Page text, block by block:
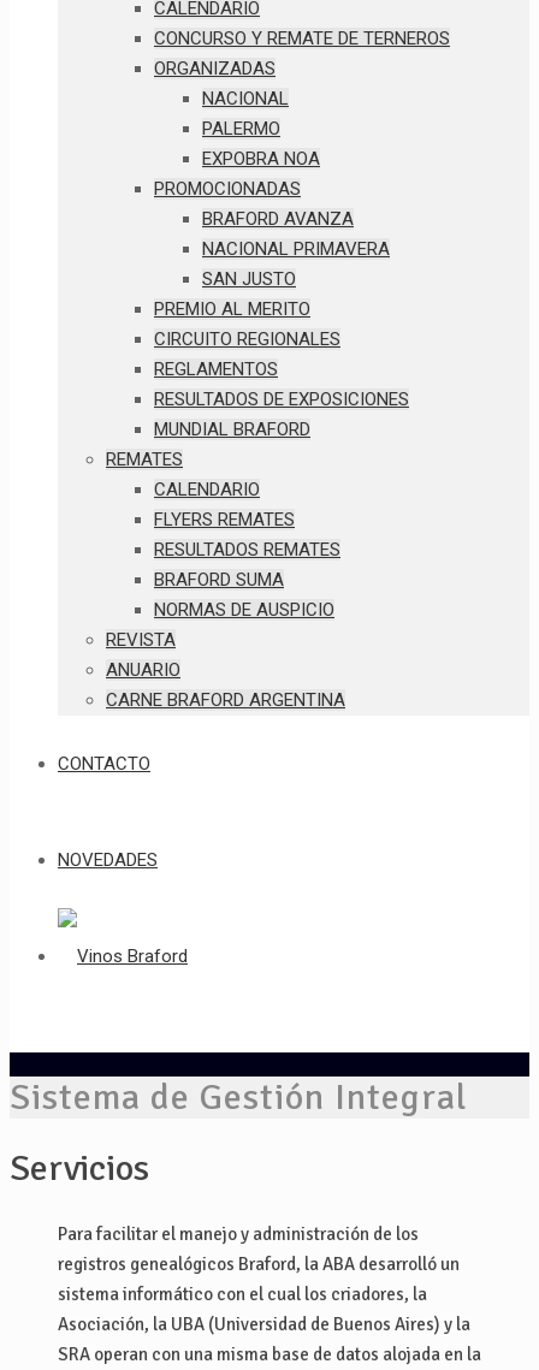
CALENDARIO
CONCURSO Y REMATE DE TERNEROS
ORGANIZADAS
NACIONAL
PALERMO
EXPOBRA NOA
PROMOCIONADAS
BRAFORD AVANZA
NACIONAL PRIMAVERA
SAN JUSTO
PREMIO AL MERITO
CIRCUITO REGIONALES
REGLAMENTOS
RESULTADOS DE EXPOSICIONES
MUNDIAL BRAFORD
REMATES
CALENDARIO
FLYERS REMATES
RESULTADOS REMATES
BRAFORD SUMA
NORMAS DE AUSPICIO
REVISTA
ANUARIO
CARNE BRAFORD ARGENTINA
CONTACTO
NOVEDADES
Sistema de Gestión Integral
Servicios
Para facilitar el manejo y administración de los
registros genealógicos Braford, la ABA desarrolló un
sistema informático con el cual los criadores, la
Asociación, la UBA (Universidad de Buenos Aires) y la
SRA operan con una misma base de datos alojada en la